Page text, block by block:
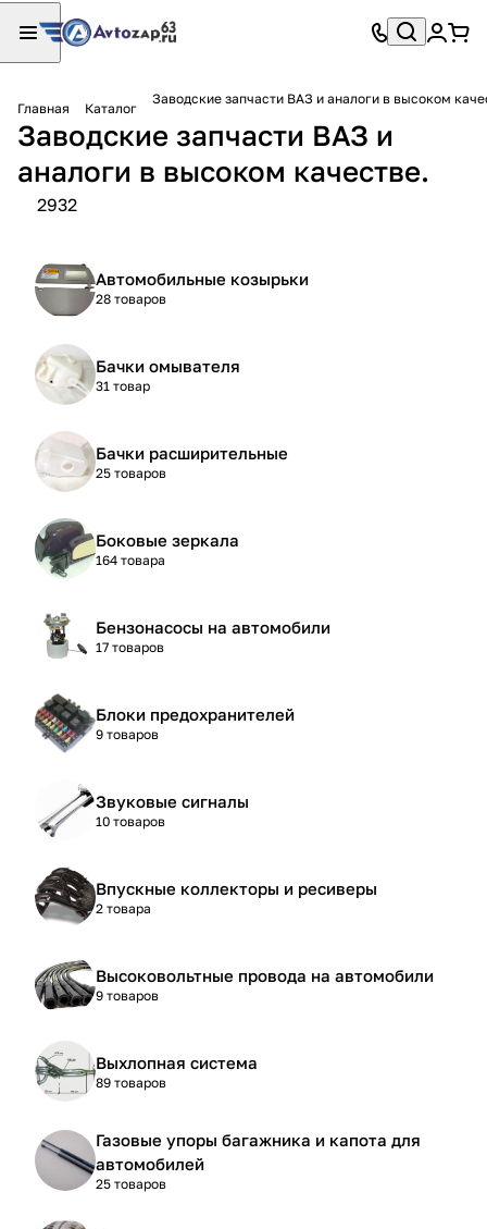
Главная Каталог
Заводские запчасти ВАЗ и аналоги в высоком
Заводские запчасти ВАЗ и
аналоги в высоком качестве.
2932
Автомобильные козырьки
28 товаров
Бачки омывателя
31 товар
Бачки расширительные
25 товаров
Боковые зеркала
164 товара
Бензонасосы на автомобили
17 товаров
Блоки предохранителей
9 товаров
Звуковые сигналы
10 товаров
Впускные коллекторы и ресиверы
2 товара
Высоковольтные провода на автомобили
9 товаров
Выхлопная система
89 товаров
Газовые упоры багажника и капота для
автомобилей
25 товаров